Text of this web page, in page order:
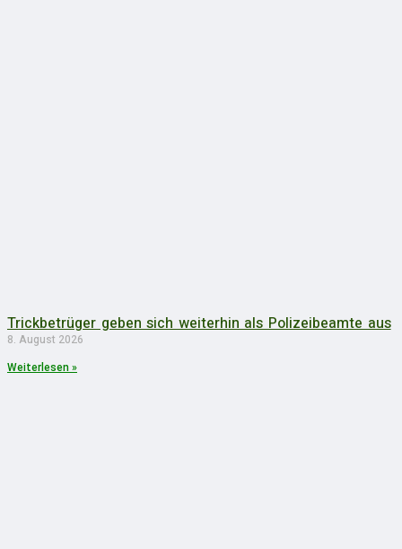
Trickbetrüger geben sich weiterhin als Polizeibeamte aus
8. August 2026
Weiterlesen »